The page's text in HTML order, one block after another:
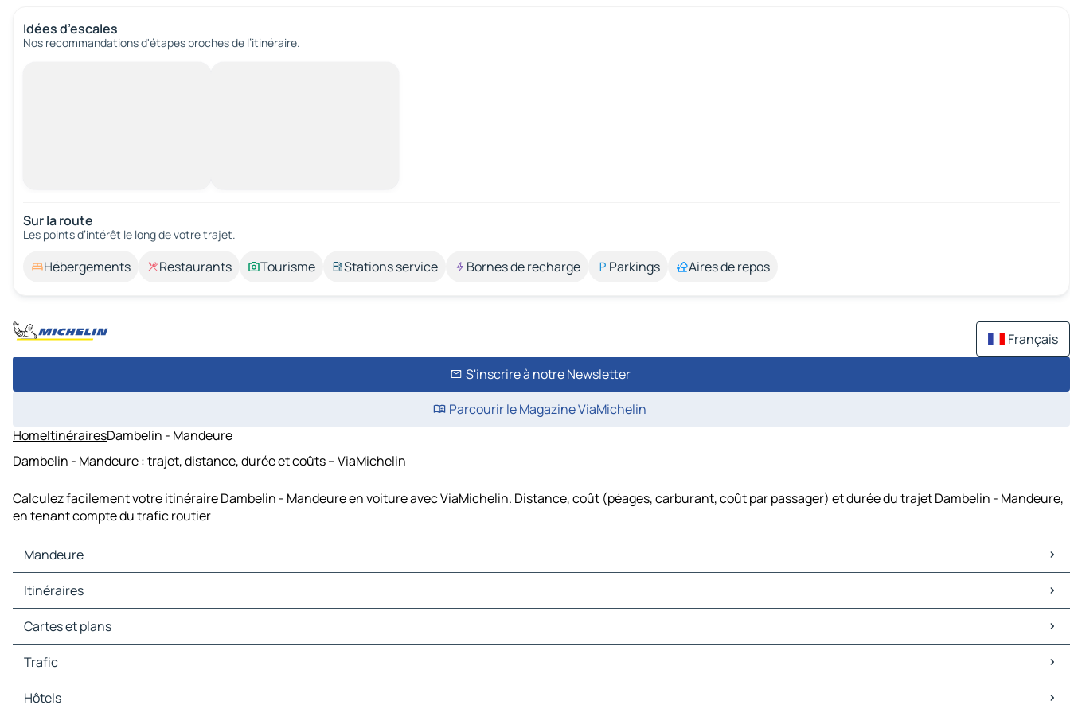
Idées d’escales
Nos recommandations d'étapes proches de l’itinéraire.
Sur la route
Les points d’intérêt le long de votre trajet.
Hébergements Restaurants Tourisme Stations service Bornes de recharge Parkings Aires de repos
Français
S'inscrire à notre Newsletter
Parcourir le Magazine ViaMichelin
HomeItinérairesDambelin - Mandeure
Dambelin - Mandeure : trajet, distance, durée et coûts – ViaMichelin
Calculez facilement votre itinéraire Dambelin - Mandeure en voiture avec ViaMichelin. Distance, coût (péages, carburant, coût par passager) et durée du trajet Dambelin - Mandeure,
en tenant compte du trafic routier
Mandeure
Mandeure Cartes et plans
Mandeure Trafic
Mandeure Hôtels
Mandeure Restaurants
Mandeure Stations-service
Itinéraires
Itinéraires Mandeure - Audincourt
Itinéraires Mandeure - Montbéliard
Itinéraires Mandeure - Sochaux
Itinéraires Mandeure - Valentigney
Itinéraires Mandeure - Voujeaucourt
Itinéraires Mandeure - Seloncourt
Cartes et plans
Cartes et plans Audincourt
Cartes et plans Montbéliard
Cartes et plans Sochaux
Cartes et plans Valentigney
Trafic
Trafic Audincourt
Trafic Montbéliard
Hôtels